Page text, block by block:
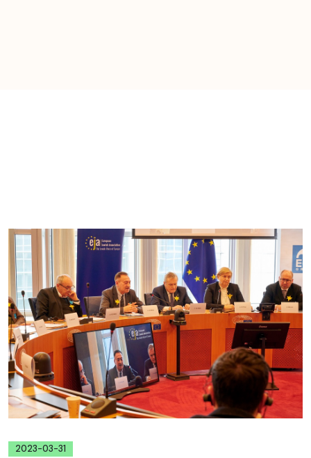
2023-03-31